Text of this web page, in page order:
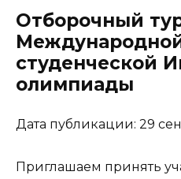
Отборочный
студенческой
олимпиады
Дата публикации: 29
Приглашаем принять